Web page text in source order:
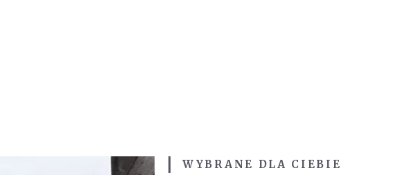
WYBRANE DLA CIEBIE